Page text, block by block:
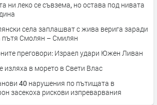
ни леко се съвзема, но остава под нивата
села заплашват с жива верига заради
пътя Смолян – Смилян
преговори: Израел удари Южен Ливан
изляха в морето в Свети Влас
40 нарушения по пътищата в
засекоха рискови изпреварвания